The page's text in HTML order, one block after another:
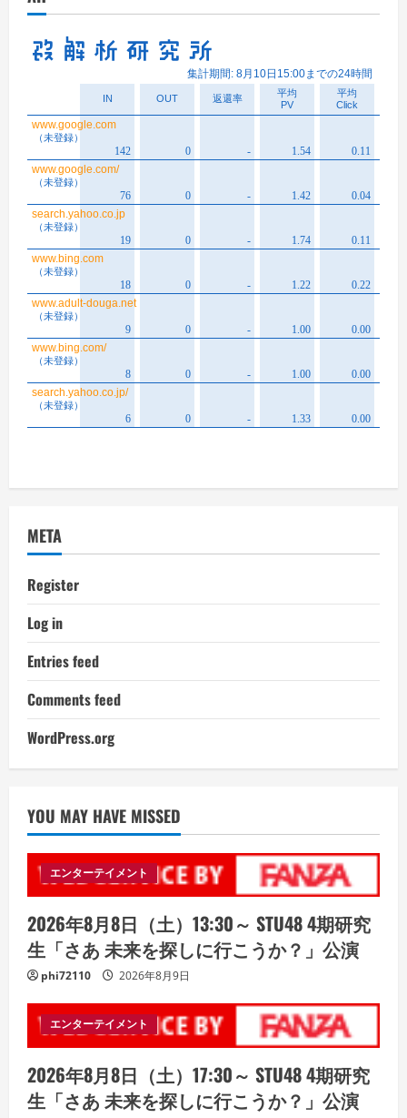
META
Register
Log in
Entries feed
Comments feed
WordPress.org
YOU MAY HAVE MISSED
エンターテイメント
2026年8月8日（土）13:30～ STU48 4期研究
生「さあ 未来を探しに行こうか？」公演
phi72110 2026年8月9日
エンターテイメント
2026年8月8日（土）17:30～ STU48 4期研究
生「さあ 未来を探しに行こうか？」公演